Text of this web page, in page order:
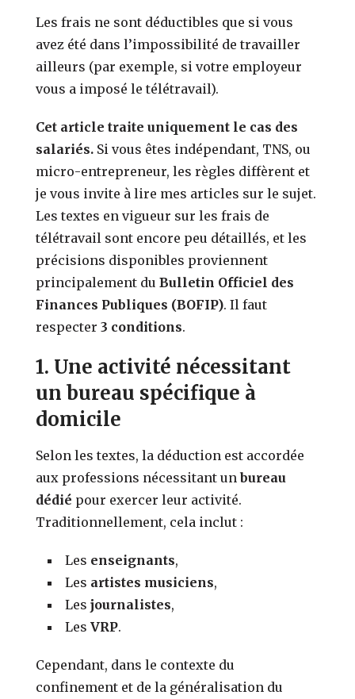
Les frais ne sont déductibles que si vous
avez été dans l’impossibilité de travailler
ailleurs (par exemple, si votre employeur
vous a imposé le télétravail).
Cet article traite uniquement le cas des
salariés. Si vous êtes indépendant, TNS, ou
micro-entrepreneur, les règles diffèrent et
je vous invite à lire mes articles sur le sujet.
Les textes en vigueur sur les frais de
télétravail sont encore peu détaillés, et les
précisions disponibles proviennent
principalement duBulletin Officiel des
Finances Publiques (BOFIP). Il faut
respecter3 conditions.
1. Une activité nécessitant
un bureau spécifique à
domicile
Selon les textes, la déduction est accordée
aux professions nécessitant unbureau
dédié pour exercer leur activité.
Traditionnellement, cela inclut :
Les enseignants,
Les artistes musiciens,
Lesjournalistes,
LesVRP.
Cependant, dans le contexte du
confinement et de la généralisation du